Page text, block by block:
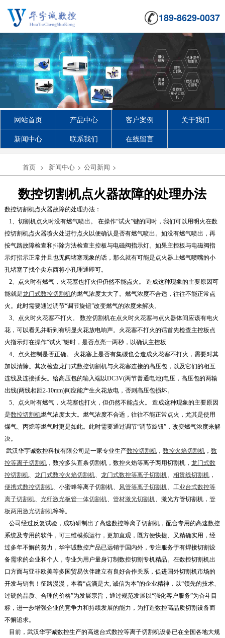
189-8629-0037
网站首页 产品中心 客户案例
关于我们
新闻中心
联系我们 在线留言
首页 > 新闻中心 > 公司新闻 >
数控切割机点火器故障的处理办法
数控切割机点火器故障的处理办法：
1、切割机点火时没有燃气喷出。 在操作“试火”键的同时，我们可以用明火在数
控切割机点火器喷火处进行点火以便确认是否有燃气喷出。如没有燃气喷出，再
按气路故障检查和排除方法检查主控板与电磁阀指示灯。如果主控板与电磁阀指
示灯指示正常并且也无阀堵塞现象的话，那么就有可能是点火器上燃气喷嘴的小
孔堵塞了找个尖东西将小孔理通即可。
2、点火时有燃气，火花塞也打火但仍然不能点火。 造成这种现象的主要原因可
能就是龙门式数控切割机的燃气浓度太大了。燃气浓度不合适，往往不能正常点
火。此时需要通过调节“调节旋钮”改变燃气的浓度来解决。
3、点火时火花塞不打火。 数控切割机在点火时火花塞与点火器体间应该有电火
花，可以看见并听到有明显火花放电响声。火花塞不打火的话首先检查主控板点
火指示灯在操作“试火”键时，是否点亮一两秒，以确认主控板
4、点火控制是否正确。 火花塞上是否有集碳也会造成火花塞不打火，需要对其
加以清除。其次检查龙门式数控切割机与火花塞连接的高压包，以及它们的相互
连线及连接插头。给高压包的输入端以DC3V(两节普通电池)电压，高压包的两输
出线(两线相距2-10mm)间应能产生火花放电，否则高压包损坏。
5、点火时有燃气，火花塞也打火，但仍然不能点火。 造成这种现象的主要原因
是数控切割机燃气浓度太大。燃气浓度不合适，往往不能正常点火，尤其是使用
煤气、丙烷等燃气时更是如此。此时需要通过调节“调节旋钮”，改变燃气浓度来解
决。
武汉华宇诚数控科技有限公司是一家专业生产数控切割机， 数控火焰切割机， 数
控等离子切割机，数控多头直条切割机，数控火焰等离子两用切割机， 龙门式数
控切割机、 龙门式数控火焰切割机、 龙门式数控等离子切割机、 相贯线切割机，
便携式数控切割机、小蜜蜂等离子切割机、 风管等离子切割机、工业台式数控等
离子切割机、 光纤激光板管一体切割机、 管材激光切割机、激光方管切割机， 管
板两用激光切割机等等。
公司经过反复试验，成功研制出了高速数控等离子切割机，配合专用的高速数控
系统及专用的软件，可三维模拟运行，更加直观，既方便快捷、又精确实用，经
过多年不懈的努力，华宇诚数控产品已远销于国内外，专注服务于有焊接切割设
备需求的企业和个人，专业为用户量身订制数控切割专机精品。在数控切割机出
口方面与亚非欧美等多国贸易伙伴建立有良好合作关系，促进国外切割机市场的
开发与销售！征路漫漫，本着“点滴是大, 诚信为本”的企业精神，以“领先的技术、
过硬的品质、合理的价格”为发展宗旨，通过规范发展以“强化客户服务”为奋斗目
标，进一步增强企业的竞争力和持续发展的能力，为打造数控高品质切割设备而
不懈追求。
目前，武汉华宇诚数控生产的高速台式数控等离子切割机设备已在全国各地大规